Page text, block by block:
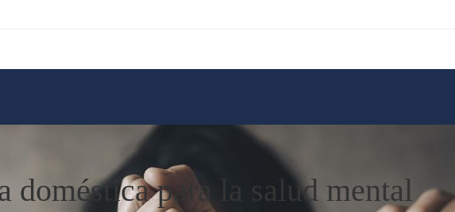
doméstica para la salud mental